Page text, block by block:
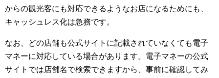
からの観光客にも対応できるようなお店になるためにも、
キャッシュレス化は急務です。
なお、どの店舗も公式サイトに記載されていなくても電子
マネーに対応している場合があります。電子マネーの公式
サイトでは店舗名で検索できますから、事前に確認してみ